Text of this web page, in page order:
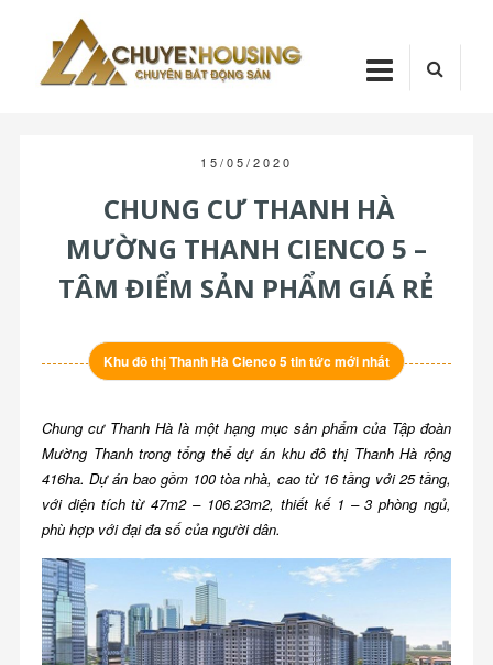
15/05/2020
CHUNG CƯ THANH HÀ
MƯỜNG THANH CIENCO 5 –
TÂM ĐIỂM SẢN PHẨM GIÁ RẺ
Khu đô thị Thanh Hà Cienco 5 tin tức mới nhất
Chung cư Thanh Hà là một hạng mục sản phẩm của Tập đoàn
Mường Thanh trong tổng thể dự án khu đô thị Thanh Hà rộng
416ha. Dự án bao gồm 100 tòa nhà, cao từ 16 tầng với 25 tầng,
với diện tích từ 47m2 – 106.23m2, thiết kế 1 – 3 phòng ngủ,
phù hợp với đại đa số của người dân.